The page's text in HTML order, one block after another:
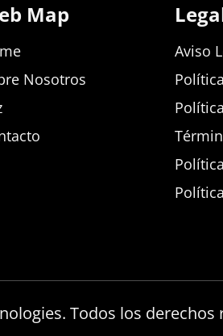
Map
Nosotros
Aviso
Todos los derechos